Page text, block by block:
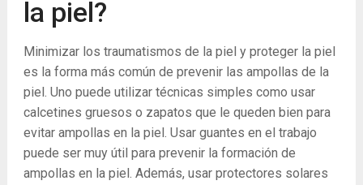
la piel?
Minimizar los traumatismos de la piel y proteger la piel
es la forma más común de prevenir las ampollas de la
piel. Uno puede utilizar técnicas simples como usar
calcetines gruesos o zapatos que le queden bien para
evitar ampollas en la piel. Usar guantes en el trabajo
puede ser muy útil para prevenir la formación de
ampollas en la piel. Además, usar protectores solares